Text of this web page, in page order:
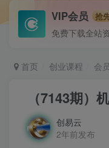
VIP会员 抢
免费下载全站
首页 创业课程 会
（7143期）
创易云
2年前发布